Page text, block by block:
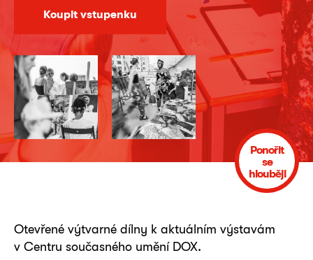
Koupit vstupenku
Ponořit
se
hlouběji
Otevřené výtvarné dílny k aktuálním výstavám
v Centru současného umění DOX.